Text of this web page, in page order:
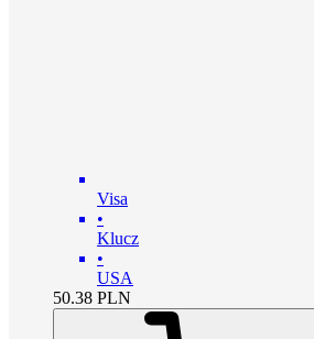
Visa
•
Klucz
•
USA
50.38 PLN